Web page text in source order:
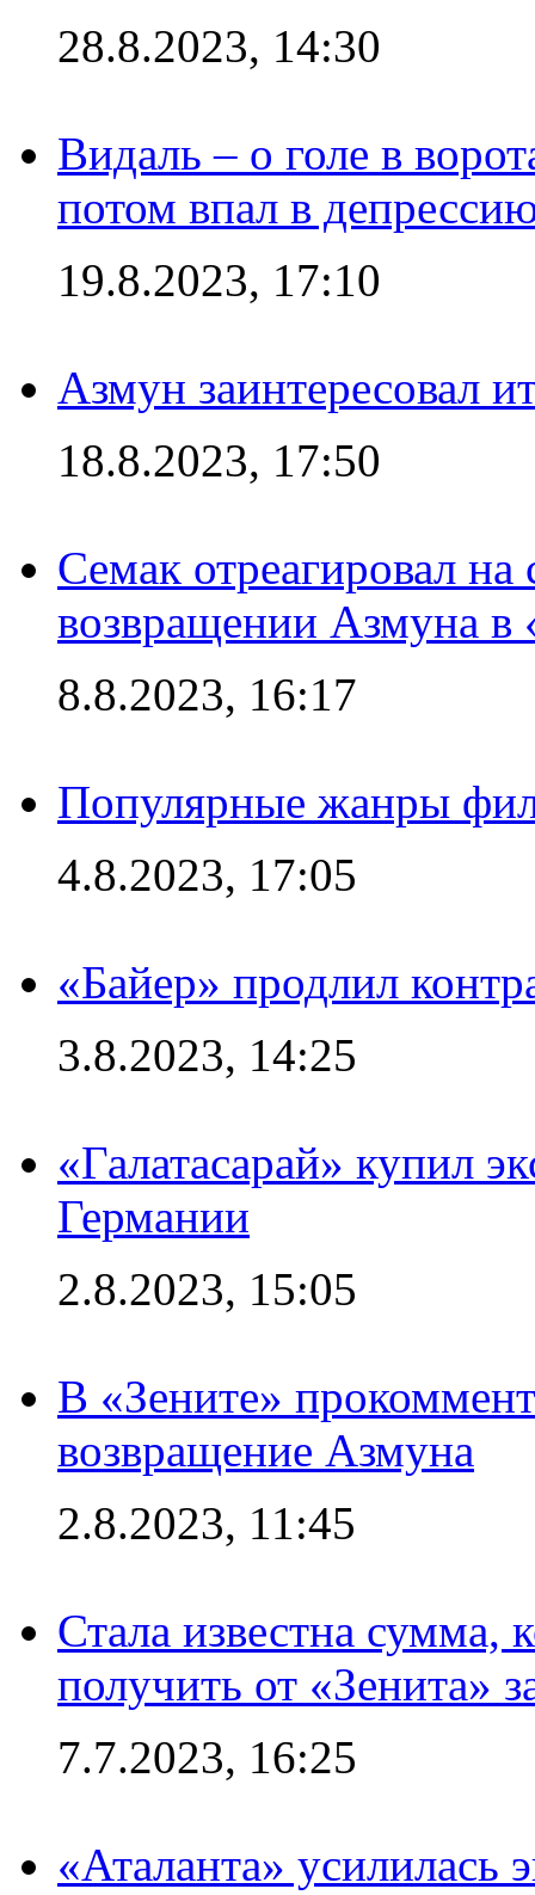
28.8.2023, 14:30
Видаль – о голе в
потом впал в
19.8.2023, 17:10
Азмун заинтересовал
18.8.2023, 17:50
Семак отреагировал
возвращении Азмуна в
8.8.2023, 16:17
Популярные жанры
4.8.2023, 17:05
«Байер» продлил
3.8.2023, 14:25
«Галатасарай» купил
Германии
2.8.2023, 15:05
В «Зените»
возвращение Азмуна
2.8.2023, 11:45
Стала известна сумма,
получить от «Зенита»
7.7.2023, 16:25
«Аталанта»